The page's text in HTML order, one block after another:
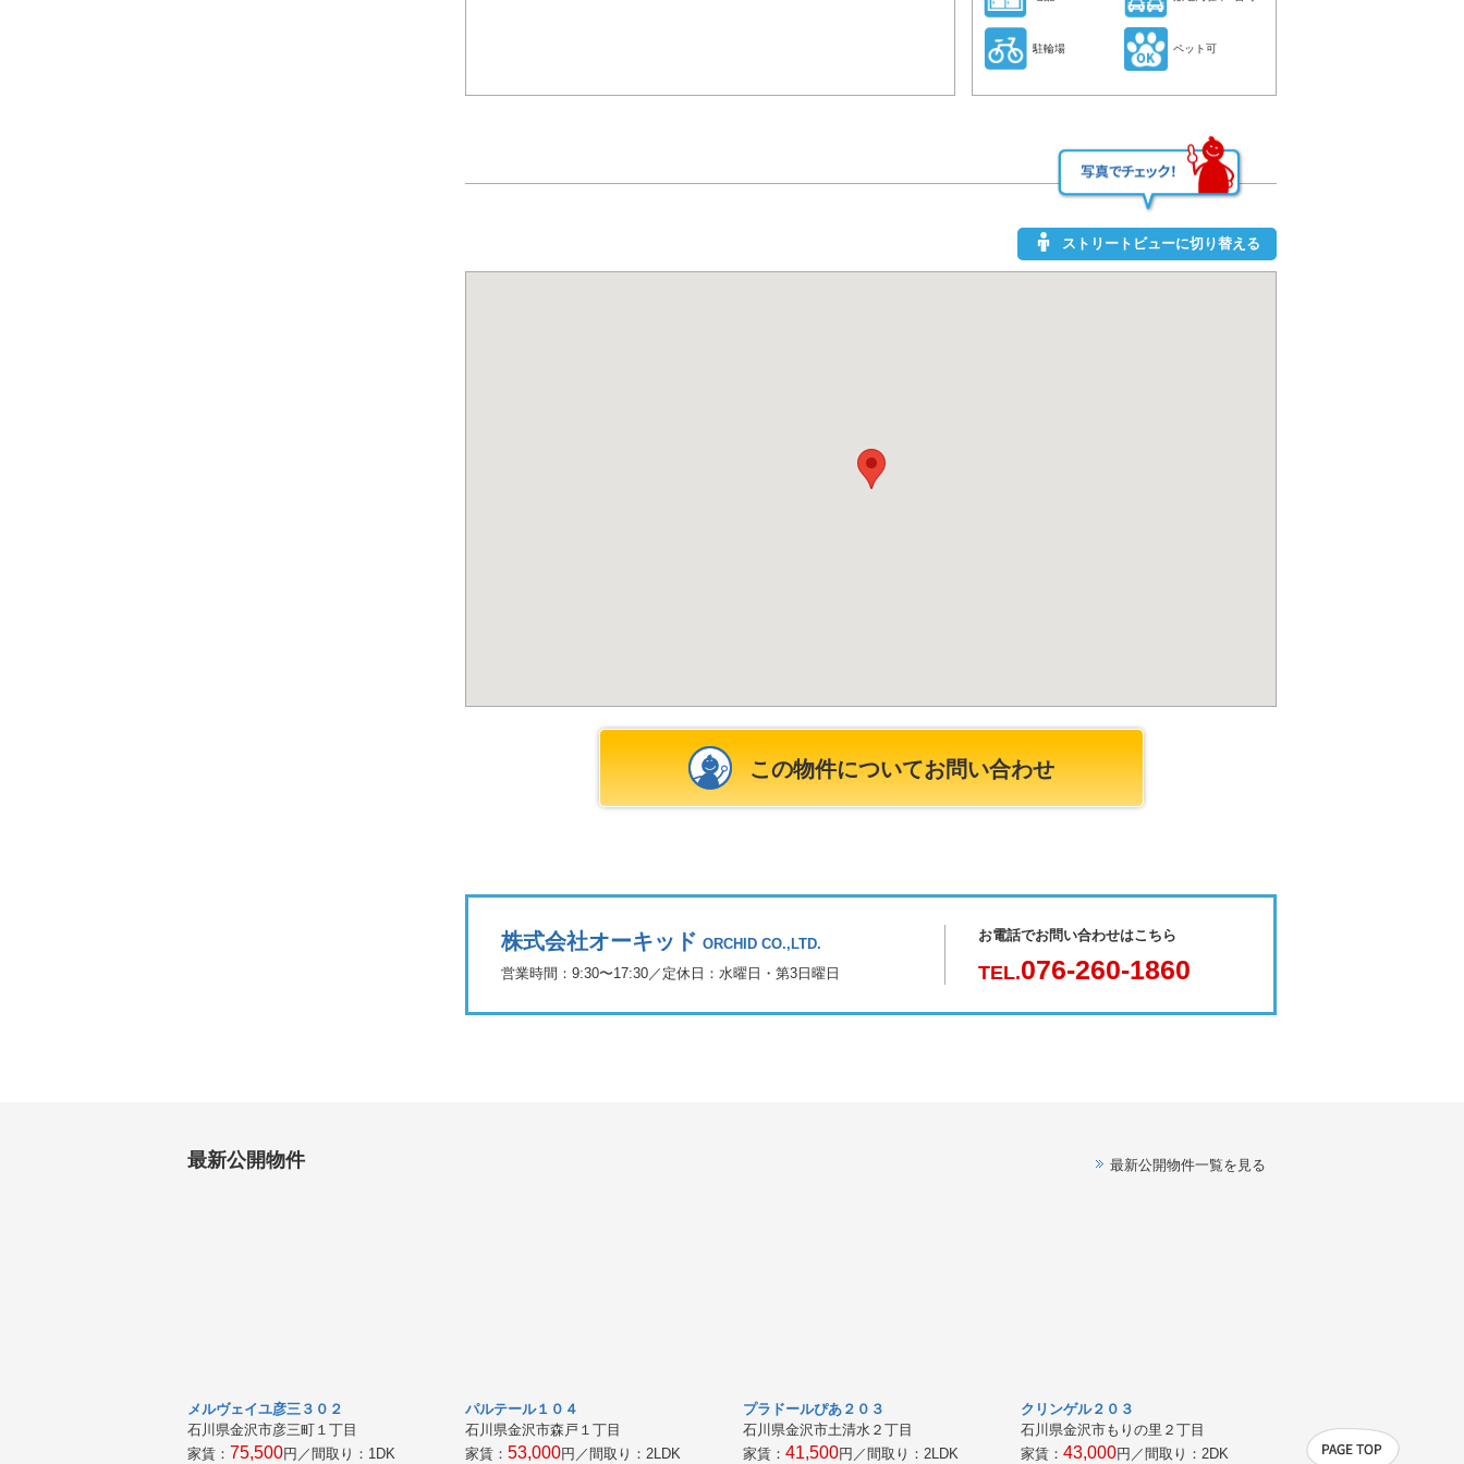
駐輪場 ペット可
ストリートビューに切り替える
この物件についてお問い合わせ
株式会社オーキッド ORCHID CO.,LTD.
営業時間：9:30〜17:30／定休日：水曜日・第3日曜日
お電話でお問い合わせはこちら
TEL.076-260-1860
最新公開物件 最新公開物件一覧を見る
メルヴェイユ彦三３０２
石川県金沢市彦三町１丁目
家賃： 75,500円／間取り： 1DK
パルテール１０４
石川県金沢市森戸１丁目
家賃： 53,000円／間取り： 2LDK
プラドールぴあ２０３
石川県金沢市土清水２丁目
家賃： 41,500円／間取り： 2LDK
クリンゲル２０３
石川県金沢市もりの里２丁目
家賃： 43,000円／間取り： 2DK